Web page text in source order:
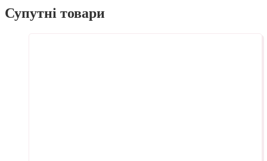
Супутні товари